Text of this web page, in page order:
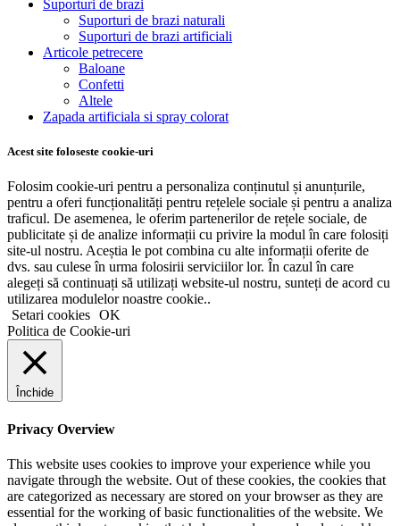
Suporturi de brazi
Suporturi de brazi naturali
Suporturi de brazi artificiali
Articole petrecere
Baloane
Confetti
Altele
Zapada artificiala si spray colorat
Acest site foloseste cookie-uri
Folosim cookie-uri pentru a personaliza conținutul și anunțurile,
pentru a oferi funcționalități pentru rețelele sociale și pentru a analiza
traficul. De asemenea, le oferim partenerilor de rețele sociale, de
publicitate și de analize informații cu privire la modul în care folosiți
site-ul nostru. Aceștia le pot combina cu alte informații oferite de
dvs. sau culese în urma folosirii serviciilor lor. În cazul în care
alegeți să continuați să utilizați website-ul nostru, sunteți de acord cu
utilizarea modulelor noastre cookie..
Setari cookies OK
Politica de Cookie-uri
Închide
Privacy Overview
This website uses cookies to improve your experience while you
navigate through the website. Out of these cookies, the cookies that
are categorized as necessary are stored on your browser as they are
essential for the working of basic functionalities of the website. We